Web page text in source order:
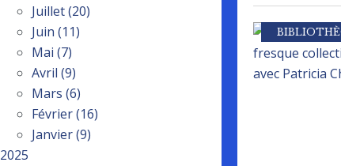
Juillet(20)
Juin (11)
Mai (7)
Avril (9)
Mars (6)
Février(16)
Janvier(9)
2025